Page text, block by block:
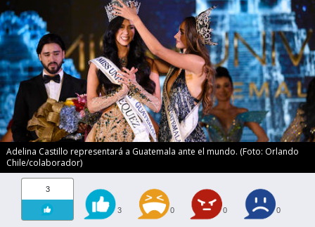
Adelina Castillo representará a Guatemala ante el mundo. (Foto: Orlando
Chile/colaborador)
3
3 0 0 0